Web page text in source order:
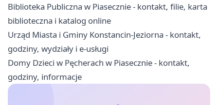
Biblioteka Publiczna w Piasecznie - kontakt, filie, karta
biblioteczna i katalog online
Urząd Miasta i Gminy Konstancin-Jeziorna - kontakt,
godziny, wydziały i e-usługi
Domy Dzieci w Pęcherach w Piasecznie - kontakt,
godziny, informacje